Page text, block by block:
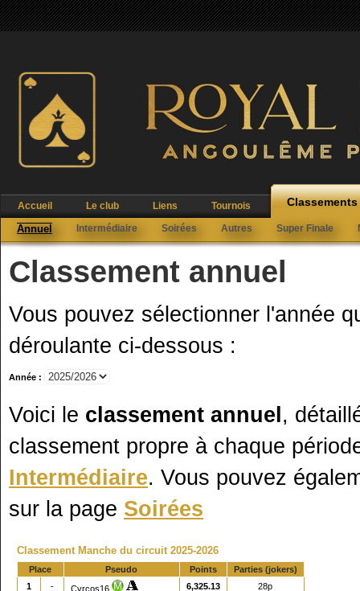
Accueil Le club Liens Tournois Classements
Annuel Intermédiaire Soirées Autres Super Finale
Classement annuel
Vous pouvez sélectionner l'année
déroulante ci-dessous :
Année :
Voici le classement annuel ,
classement propre à chaque
Intermédiaire. Vous pouvez
sur la page Soirées
Classement Manche du circuit 2025-2026
Place Pseudo Points
Parties (jokers)
1
- Cyrcos16 6,325.13
28p